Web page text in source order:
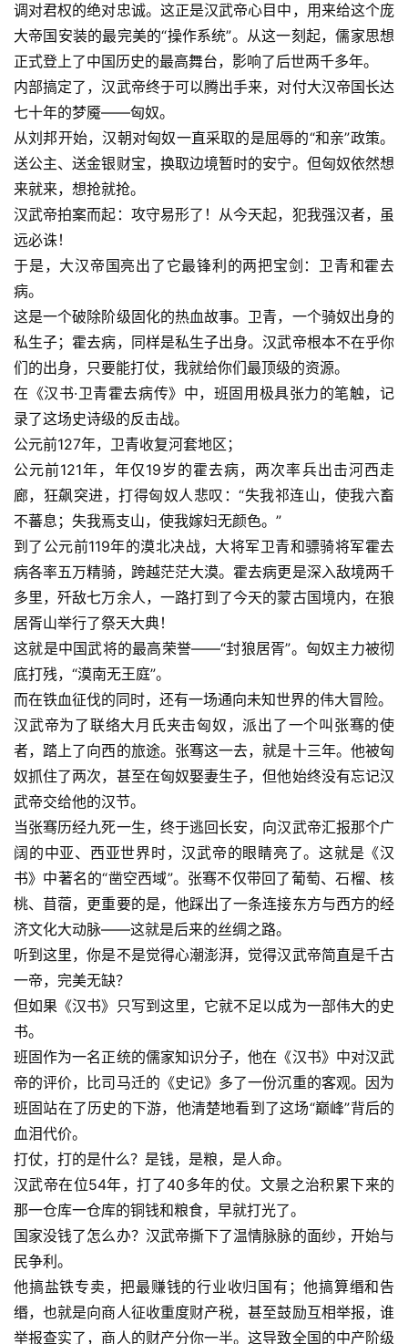
调对君权的绝对忠诚。这正是汉武帝心目中，用来给这个庞
大帝国安装的最完美的“操作系统”。从这一刻起，儒家思想
正式登上了中国历史的最高舞台，影响了后世两千多年。
内部搞定了，汉武帝终于可以腾出手来，对付大汉帝国长达
七十年的梦魇——匈奴。
从刘邦开始，汉朝对匈奴一直采取的是屈辱的“和亲”政策。
送公主、送金银财宝，换取边境暂时的安宁。但匈奴依然想
来就来，想抢就抢。
汉武帝拍案而起：攻守易形了！从今天起，犯我强汉者，虽
远必诛！
于是，大汉帝国亮出了它最锋利的两把宝剑：卫青和霍去
病。
这是一个破除阶级固化的热血故事。卫青，一个骑奴出身的
私生子；霍去病，同样是私生子出身。汉武帝根本不在乎你
们的出身，只要能打仗，我就给你们最顶级的资源。
在《汉书·卫青霍去病传》中，班固用极具张力的笔触，记
录了这场史诗级的反击战。
公元前127年，卫青收复河套地区；
公元前121年，年仅19岁的霍去病，两次率兵出击河西走
廊，狂飙突进，打得匈奴人悲叹：“失我祁连山，使我六畜
不蕃息；失我焉支山，使我嫁妇无颜色。”
到了公元前119年的漠北决战，大将军卫青和骠骑将军霍去
病各率五万精骑，跨越茫茫大漠。霍去病更是深入敌境两千
多里，歼敌七万余人，一路打到了今天的蒙古国境内，在狼
居胥山举行了祭天大典！
这就是中国武将的最高荣誉——“封狼居胥”。匈奴主力被彻
底打残，“漠南无王庭”。
而在铁血征伐的同时，还有一场通向未知世界的伟大冒险。
汉武帝为了联络大月氏夹击匈奴，派出了一个叫张骞的使
者，踏上了向西的旅途。张骞这一去，就是十三年。他被匈
奴抓住了两次，甚至在匈奴娶妻生子，但他始终没有忘记汉
武帝交给他的汉节。
当张骞历经九死一生，终于逃回长安，向汉武帝汇报那个广
阔的中亚、西亚世界时，汉武帝的眼睛亮了。这就是《汉
书》中著名的“凿空西域”。张骞不仅带回了葡萄、石榴、核
桃、苜蓿，更重要的是，他踩出了一条连接东方与西方的经
济文化大动脉——这就是后来的丝绸之路。
听到这里，你是不是觉得心潮澎湃，觉得汉武帝简直是千古
一帝，完美无缺？
但如果《汉书》只写到这里，它就不足以成为一部伟大的史
书。
班固作为一名正统的儒家知识分子，他在《汉书》中对汉武
帝的评价，比司马迁的《史记》多了一份沉重的客观。因为
班固站在了历史的下游，他清楚地看到了这场“巅峰”背后的
血泪代价。
打仗，打的是什么？是钱，是粮，是人命。
汉武帝在位54年，打了40多年的仗。文景之治积累下来的
那一仓库一仓库的铜钱和粮食，早就打光了。
国家没钱了怎么办？汉武帝撕下了温情脉脉的面纱，开始与
民争利。
他搞盐铁专卖，把最赚钱的行业收归国有；他搞算缗和告
缗，也就是向商人征收重度财产税，甚至鼓励互相举报，谁
举报查实了，商人的财产分你一半。这导致全国的中产阶级